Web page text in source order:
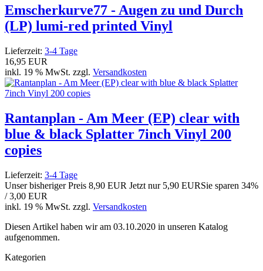
Emscherkurve77 - Augen zu und Durch
(LP) lumi-red printed Vinyl
Lieferzeit: 3-4 Tage
16,95 EUR
inkl. 19 % MwSt. zzgl. Versandkosten
Rantanplan - Am Meer (EP) clear with
blue & black Splatter 7inch Vinyl 200
copies
Lieferzeit: 3-4 Tage
Unser bisheriger Preis 8,90 EUR Jetzt nur 5,90 EURSie sparen 34%
/ 3,00 EUR
inkl. 19 % MwSt. zzgl. Versandkosten
Diesen Artikel haben wir am 03.10.2020 in unseren Katalog
aufgenommen.
Kategorien